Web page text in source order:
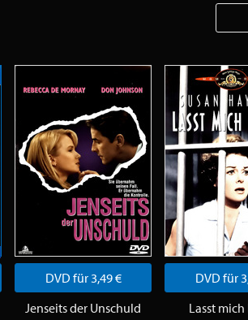
DVD für 3,49 €
Jenseits der Unschuld
DVD für
Lasst